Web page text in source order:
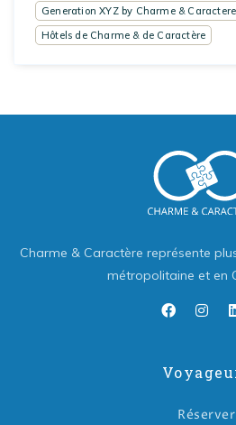
Generation XYZ by Charme & Caractere
Hôtels de Charme & de Caractère
Charme & Caractère représente
métropolitaine et en
Réserver